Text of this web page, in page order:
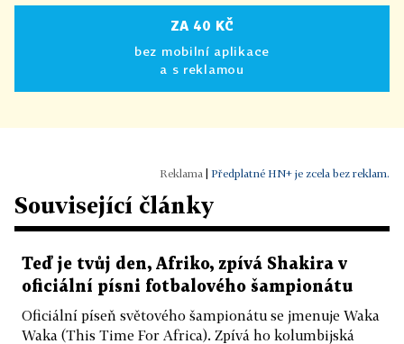
ZA 40 KČ
bez mobilní aplikace
a s reklamou
Předplatné HN+ je zcela bez reklam.
Související články
Teď je tvůj den, Afriko, zpívá Shakira v
oficiální písni fotbalového šampionátu
Oficiální píseň světového šampionátu se jmenuje Waka
Waka (This Time For Africa). Zpívá ho kolumbijská